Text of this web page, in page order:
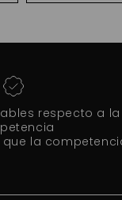
respecto a la
la